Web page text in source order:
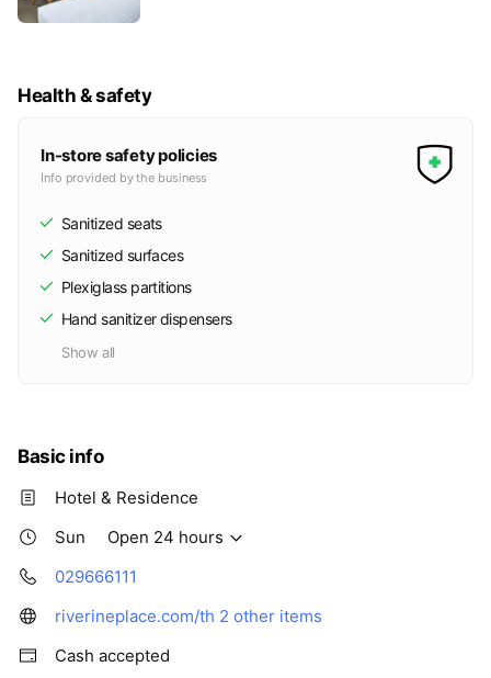
Health & safety
In-store safety policies
Info provided by the business
Sanitized seats
Sanitized surfaces
Plexiglass partitions
Hand sanitizer dispensers
Show all
Basic info
Hotel & Residence
Sun
Open 24 hours
029666111
riverineplace.com/th 2 other items
Cash accepted